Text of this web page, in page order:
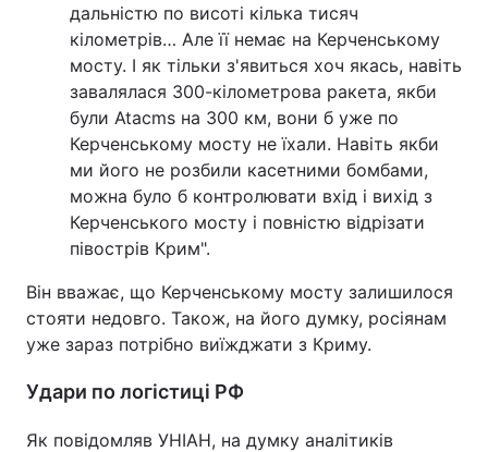
дальністю по висоті кілька тисяч
кілометрів… Але її немає на Керченському
мосту. І як тільки з'явиться хоч якась, навіть
завалялася 300-кілометрова ракета, якби
були Atacms на 300 км, вони б уже по
Керченському мосту не їхали. Навіть якби
ми його не розбили касетними бомбами,
можна було б контролювати вхід і вихід з
Керченського мосту і повністю відрізати
півострів Крим".
Він вважає, що Керченському мосту залишилося
стояти недовго. Також, на його думку, росіянам
уже зараз потрібно виїжджати з Криму.
Удари по логістиці РФ
Як повідомляв УНІАН, на думку аналітиків